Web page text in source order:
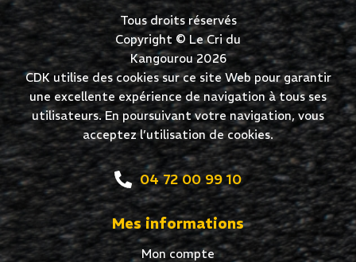
Tous droits réservés
Copyright © Le Cri du
Kangourou 2026
CDK utilise des cookies sur ce site Web pour garantir
une excellente expérience de navigation à tous ses
utilisateurs. En poursuivant votre navigation, vous
acceptez l’utilisation de cookies.
04 72 00 99 10
Mes informations
Mon compte